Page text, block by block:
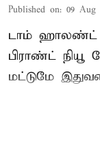
Published on: 09 Aug
டாம் ஹாலண்ட்
பிராண்ட் நியூ
மட்டுமே